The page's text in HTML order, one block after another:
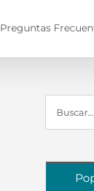
Preguntas